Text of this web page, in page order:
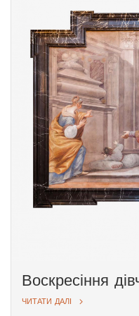
яка була розпочата
подія стала ще
святості Казимира.
Воскресіння
ЧИТАТИ ДАЛІ